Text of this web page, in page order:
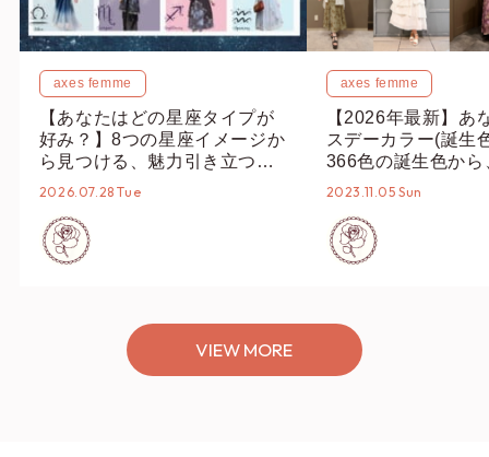
axes femme
【あなたはどの星座タイプが
好み？】8つの星座イメージか
ら見つける、魅力引き立つス
タイリング♡
2026.07.28 Tue
axes femme
【2026年最新】あ
スデーカラー(誕生
366色の誕生色から
誕生色、バースデ
2023.11.05 Sun
VIEW MORE